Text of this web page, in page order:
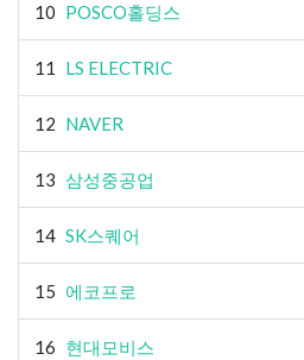
10 POSCO홀딩스
11 LS ELECTRIC
12 NAVER
13 삼성중공업
14 SK스퀘어
15 에코프로
16 현대모비스